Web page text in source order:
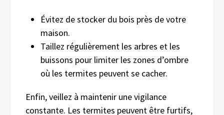
Évitez de stocker du bois près de votre
maison.
Taillez régulièrement les arbres et les
buissons pour limiter les zones d’ombre
où les termites peuvent se cacher.
Enfin, veillez à maintenir une vigilance
constante. Les termites peuvent être furtifs,